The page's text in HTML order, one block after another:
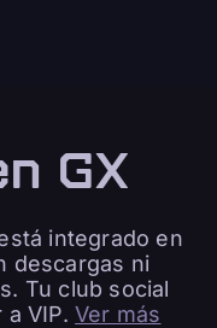
GX
integrado en
descargas ni
Tu club social
a VIP.Ver más